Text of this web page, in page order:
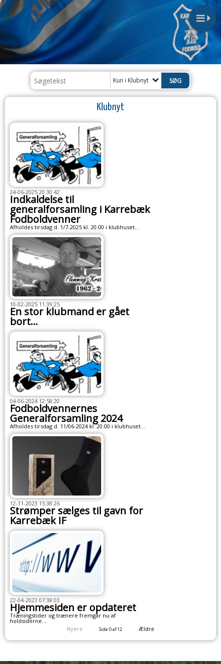
Kun i Klubnyt
Klubnyt
24-06-2025 20:30:42
Indkaldelse til
generalforsamling i Karrebæk
Fodboldvenner
Afholdes tirsdag d. 1/7-2025 kl. 20.00 i klubhuset...
10-02-2025 11:39:25
En stor klubmand er gået
bort...
04-06-2024 12:58:20
Fodboldvennernes
Generalforsamling 2024
Afholdes tirsdag d. 11/06-2024 kl. 20.00 i klubhuset...
12-11-2023 15:38:26
Strømper sælges til gavn for
Karrebæk IF
22-04-2023 07:38:03
Hjemmesiden er opdateret
Træningstider og trænere fremgår nu af
holdsiderne...
Nyere
Side 0 af 12 Ældre